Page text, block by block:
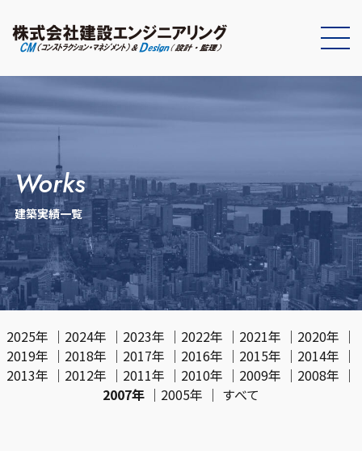
works
建築実績一覧
2025年 ｜ 2024年 ｜ 2023年 ｜ 2022年 ｜ 2021年 ｜ 2020年 ｜
2019年 ｜ 2018年 ｜ 2017年 ｜ 2016年 ｜ 2015年 ｜ 2014年 ｜
2013年 ｜ 2012年 ｜ 2011年 ｜ 2010年 ｜ 2009年 ｜ 2008年 ｜
2007年 ｜ 2005年 ｜ すべて